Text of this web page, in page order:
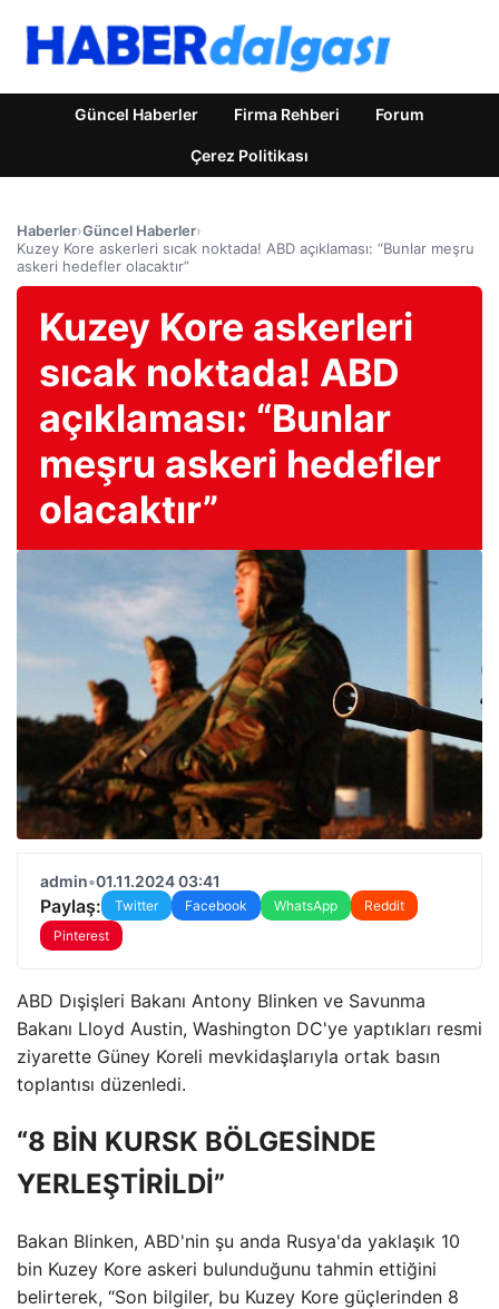
Güncel Haberler Firma Rehberi Forum
Çerez Politikası
Haberler›Güncel Haberler›
Kuzey Kore askerleri sıcak noktada! ABD açıklaması: “Bunlar meşru
askeri hedefler olacaktır”
Kuzey Kore askerleri
sıcak noktada! ABD
açıklaması: “Bunlar
meşru askeri hedefler
olacaktır”
admin•01.11.2024 03:41
Paylaş: Twitter Facebook WhatsApp
Reddit
Pinterest
ABD Dışişleri Bakanı Antony Blinken ve Savunma
Bakanı Lloyd Austin, Washington DC'ye yaptıkları resmi
ziyarette Güney Koreli mevkidaşlarıyla ortak basın
toplantısı düzenledi.
“8 BİN KURSK BÖLGESİNDE
YERLEŞTİRİLDİ”
Bakan Blinken, ABD'nin şu anda Rusya'da yaklaşık 10
bin Kuzey Kore askeri bulunduğunu tahmin ettiğini
belirterek, “Son bilgiler, bu Kuzey Kore güçlerinden 8